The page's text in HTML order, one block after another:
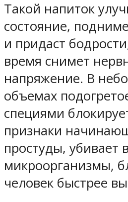
Такой напиток
состояние,
и придаст
время снимет
напряжение. В
объемах
специями
признаки
простуды, убивает
микроорганизмы,
человек быстрее